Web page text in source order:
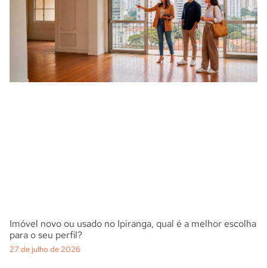
Imóvel novo ou usado no Ipiranga, qual é a melhor escolha
para o seu perfil?
27 de julho de 2026